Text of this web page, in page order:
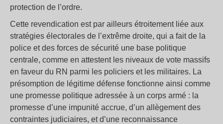
protection de l’ordre.
Cette revendication est par ailleurs étroitement liée aux
stratégies électorales de l’extrême droite, qui a fait de la
police et des forces de sécurité une base politique
centrale, comme en attestent les niveaux de vote massifs
en faveur du RN parmi les policiers et les militaires. La
présomption de légitime défense fonctionne ainsi comme
une promesse politique adressée à un corps armé : la
promesse d’une impunité accrue, d’un allègement des
contraintes judiciaires, et d’une reconnaissance